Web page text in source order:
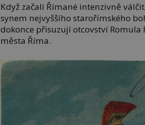
Když začali Římané intenzivně
synem nejvyššího starořímského
dokonce přisuzují otcovství Romula
města Říma.